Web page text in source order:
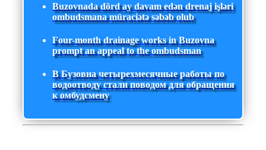
Buzovnada dörd ay davam edən drenaj işləri
ombudsmana müraciətə səbəb olub
Four-month drainage works in Buzovna
prompt an appeal to the ombudsman
В Бузовна четырехмесячные работы по
водоотводу стали поводом для обращения
к омбудсмену